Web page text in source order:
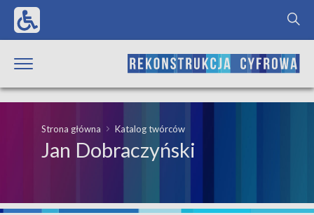
Strona główna Katalog twórców
Jan Dobraczyński